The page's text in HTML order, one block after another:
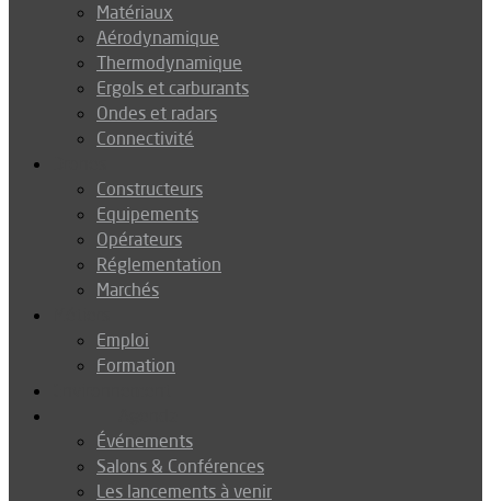
Matériaux
Aérodynamique
Thermodynamique
Ergols et carburants
Ondes et radars
Connectivité
Constructeurs
Equipements
Opérateurs
Réglementation
Marchés
Emploi
Formation
Événements
Salons & Conférences
Les lancements à venir